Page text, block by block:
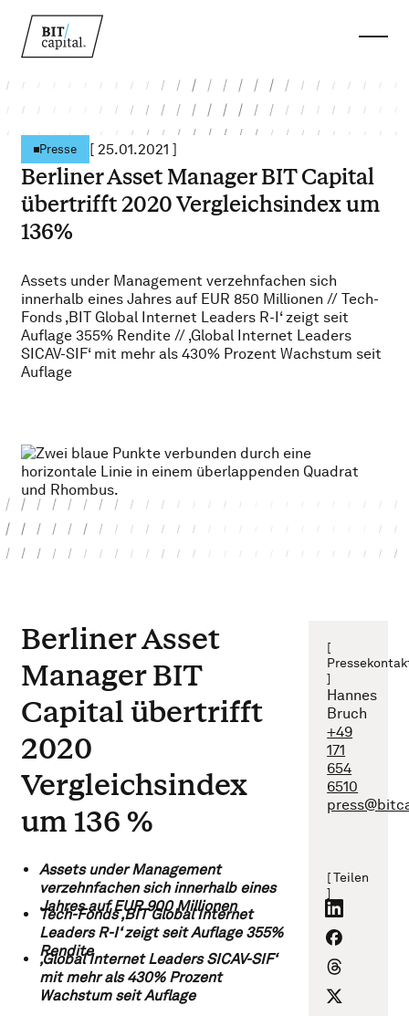
Presse [ 25.01.2021 ]
Berliner Asset Manager BIT Capital
übertrifft 2020 Vergleichsindex um
136%
Assets under Management verzehnfachen sich
innerhalb eines Jahres auf EUR 850 Millionen // Tech-
Fonds ‚BIT Global Internet Leaders R-I‘ zeigt seit
Auflage 355% Rendite // ‚Global Internet Leaders
SICAV-SIF‘ mit mehr als 430% Prozent Wachstum seit
Auflage
Berliner Asset
Manager BIT
Capital übertrifft
2020
Vergleichsindex
um 136 %
Assets under Management
verzehnfachen sich innerhalb eines
Jahres auf EUR 900 Millionen
Tech-Fonds ‚BIT Global Internet
Leaders R-I‘ zeigt seit Auflage 355%
Rendite
‚Global Internet Leaders SICAV-SIF‘
mit mehr als 430% Prozent
Wachstum seit Auflage
[
]
Hannes
Bruch
+49
171
654
6510
[ Teilen
]